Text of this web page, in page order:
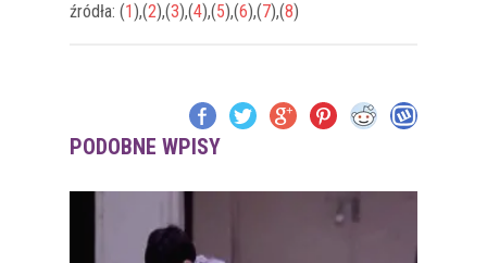
źródła: (1),(2),(3),(4),(5),(6),(7),(8)
PODOBNE WPISY